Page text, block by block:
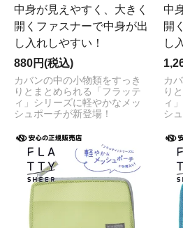
中身が見えやすく、大きく
開くファスナーで中身が出
し入れしやすい！
880円(税込)
カバンの中の小物類をすっき
りとまとめられる「フラッテ
ィ」シリーズに軽やかなメッ
シュポーチが新登場！
中
開
し
カ
り
ィ
シ